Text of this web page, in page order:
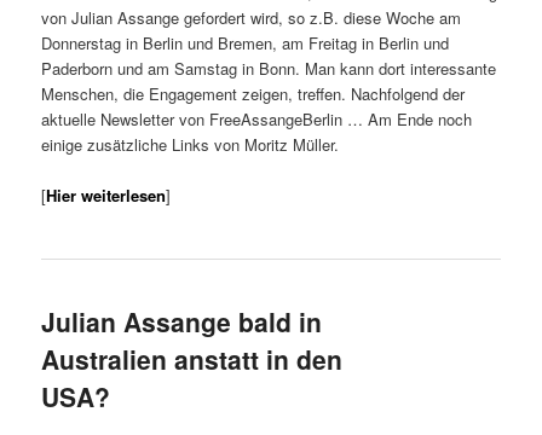
von Julian Assange gefordert wird, so z.B. diese Woche am
Donnerstag in Berlin und Bremen, am Freitag in Berlin und
Paderborn und am Samstag in Bonn. Man kann dort interessante
Menschen, die Engagement zeigen, treffen. Nachfolgend der
aktuelle Newsletter von FreeAssangeBerlin … Am Ende noch
einige zusätzliche Links von Moritz Müller.
[Hier weiterlesen]
Julian Assange bald in
Australien anstatt in den
USA?